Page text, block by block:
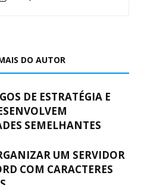
DO AUTOR
DE ESTRATÉGIA E
SEMELHANTES
UM SERVIDOR
COM CARACTERES